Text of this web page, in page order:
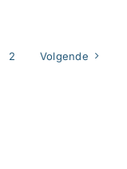
2 Volgende